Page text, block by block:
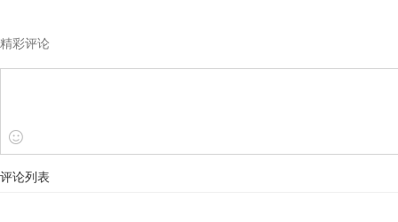
精彩评论
评论列表